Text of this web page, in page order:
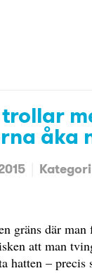
åka
gräns där
att man
hatten – precis